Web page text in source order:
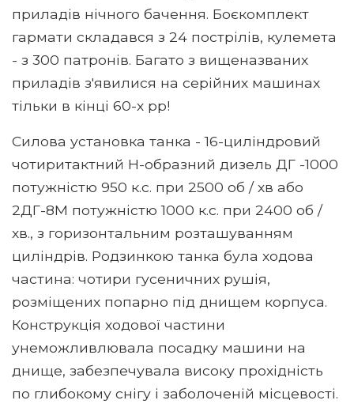
приладів нічного бачення. Боєкомплект
гармати складався з 24 пострілів, кулемета
- з 300 патронів. Багато з вищеназваних
приладів з'явилися на серійних машинах
тільки в кінці 60-х рр!
Силова установка танка - 16-циліндровий
чотиритактний Н-образний дизель ДГ -1000
потужністю 950 к.с. при 2500 об / хв або
2ДГ-8М потужністю 1000 к.с. при 2400 об /
хв., з горизонтальним розташуванням
циліндрів. Родзинкою танка була ходова
частина: чотири гусеничних рушія,
розміщених попарно під днищем корпуса.
Конструкція ходової частини
унеможливлювала посадку машини на
днище, забезпечувала високу прохідність
по глибокому снігу і заболоченій місцевості.